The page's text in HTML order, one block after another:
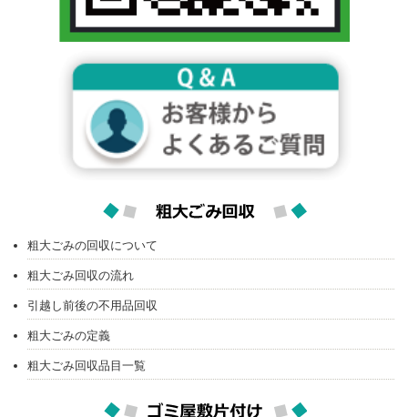
粗大ごみの回収について
粗大ごみ回収の流れ
引越し前後の不用品回収
粗大ごみの定義
粗大ごみ回収品目一覧